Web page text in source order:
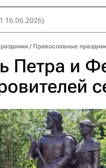
16.06.2026)
/ Православные
Петра и